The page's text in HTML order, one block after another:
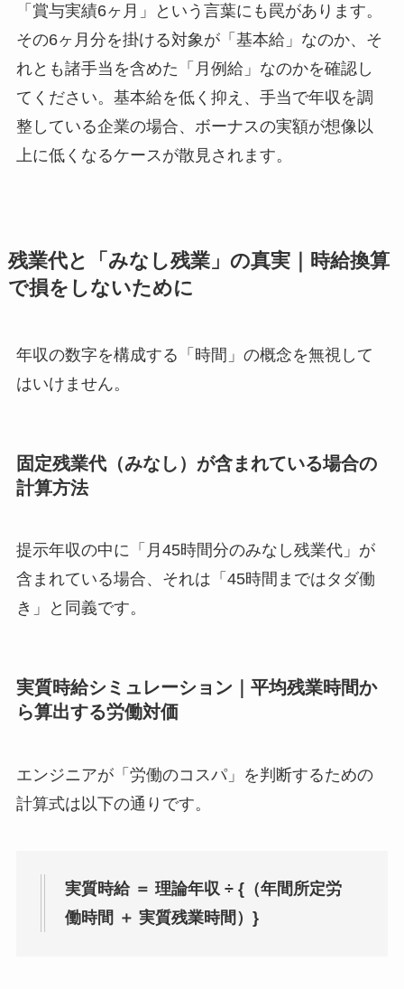
「賞与実績6ヶ月」という言葉にも罠があります。
その6ヶ月分を掛ける対象が「基本給」なのか、そ
れとも諸手当を含めた「月例給」なのかを確認し
てください。基本給を低く抑え、手当で年収を調
整している企業の場合、ボーナスの実額が想像以
上に低くなるケースが散見されます。
残業代と「みなし残業」の真実｜時給換算
で損をしないために
年収の数字を構成する「時間」の概念を無視して
はいけません。
固定残業代（みなし）が含まれている場合の
計算方法
提示年収の中に「月45時間分のみなし残業代」が
含まれている場合、それは「45時間まではタダ働
き」と同義です。
実質時給シミュレーション｜平均残業時間か
ら算出する労働対価
エンジニアが「労働のコスパ」を判断するための
計算式は以下の通りです。
実質時給 ＝ 理論年収 ÷ {（年間所定労
働時間 ＋ 実質残業時間）}